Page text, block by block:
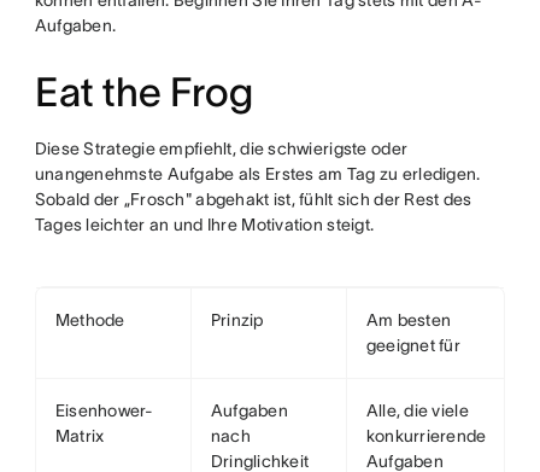
Aufgaben.
Eat the Frog
Diese Strategie empfiehlt, die schwierigste oder
unangenehmste Aufgabe als Erstes am Tag zu erledigen.
Sobald der „Frosch" abgehakt ist, fühlt sich der Rest des
Tages leichter an und Ihre Motivation steigt.
Methode Prinzip
Am besten
geeignet für
Eisenhower-
Matrix
Aufgaben
nach
Dringlichkeit
Alle, die viele
konkurrierende
Aufgaben